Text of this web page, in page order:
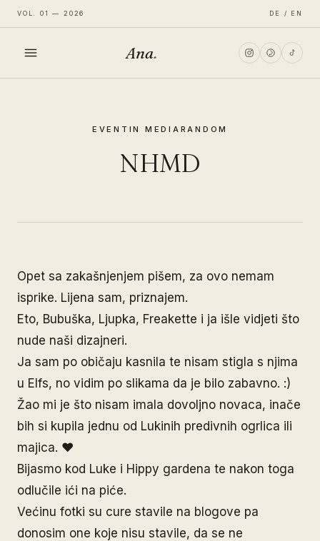
VOL. 01 — 2026 DE / EN
Ana.
EVENT IN MEDIA RANDOM
NHMD
Opet sa zakašnjenjem pišem, za ovo nemam
isprike. Lijena sam, priznajem.
Eto, Bubuška, Ljupka, Freakette i ja išle vidjeti što
nude naši dizajneri.
Ja sam po običaju kasnila te nisam stigla s njima
u Elfs, no vidim po slikama da je bilo zabavno. :)
Žao mi je što nisam imala dovoljno novaca, inače
bih si kupila jednu od Lukinih predivnih ogrlica ili
majica. ♥
Bijasmo kod Luke i Hippy gardena te nakon toga
odlučile ići na piće.
Većinu fotki su cure stavile na blogove pa
donosim one koje nisu stavile, da se ne